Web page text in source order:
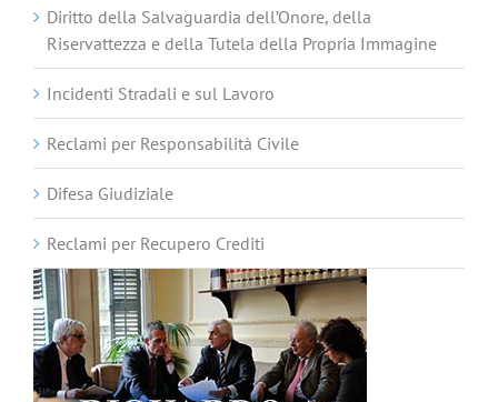
Diritto della Salvaguardia dell’Onore, della
Riservattezza e della Tutela della Propria Immagine
Incidenti Stradali e sul Lavoro
Reclami per Responsabilità Civile
Difesa Giudiziale
Reclami per Recupero Crediti